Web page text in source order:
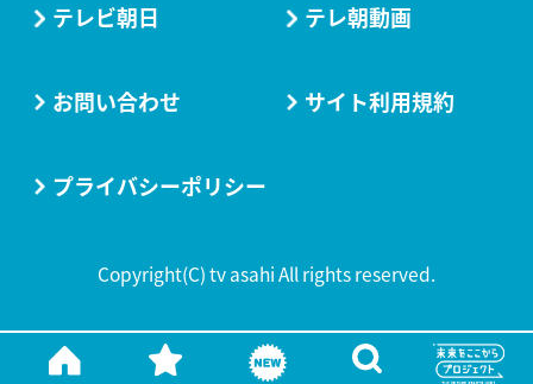
テレビ朝日 テレ朝動画
お問い合わせ サイト利用規約
プライバシーポリシー
Copyright(C) tv asahi All rights reserved.